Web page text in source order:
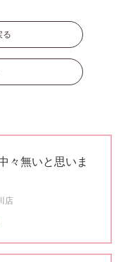
る
々無いと思いま
店